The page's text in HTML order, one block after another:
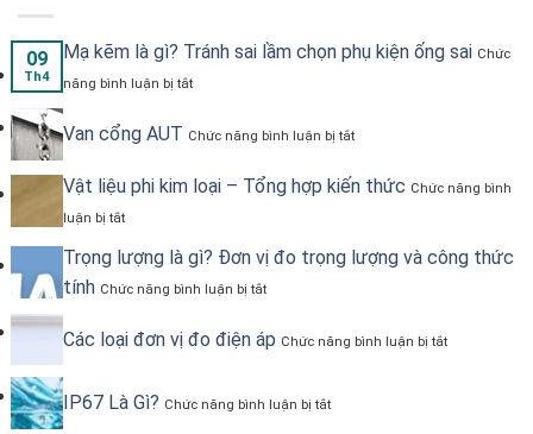
09
Th4
Mạ kẽm là gì? Tránh sai lầm chọn phụ kiện ống sai Chức
năng bình luận bị tắt
ở
là
Tránh
sai
phụ
ống
Van cổng AUT Chức năng bình luận bị tắt
ở
AUT
Vật liệu phi kim loại – Tổng hợp kiến thức Chức năng bình
luận bị tắt
ở
liệu
phi
kim
–
kiến
thức
Trọng lượng là gì? Đơn vị đo trọng lượng và công thức
tính Chức năng bình luận bị tắt
ở
là
vị
Các loại đơn vị đo điện áp Chức năng bình luận bị tắt
ở
IP67 Là Gì? Chức năng bình luận bị tắt
ở